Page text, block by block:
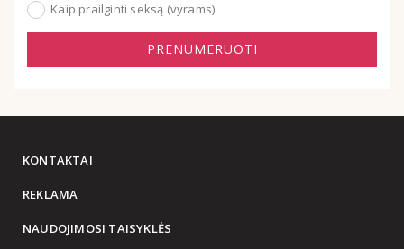
Kaip prailginti seksą (vyrams)
PRENUMERUOTI
KONTAKTAI
REKLAMA
NAUDOJIMOSI TAISYKLĖS